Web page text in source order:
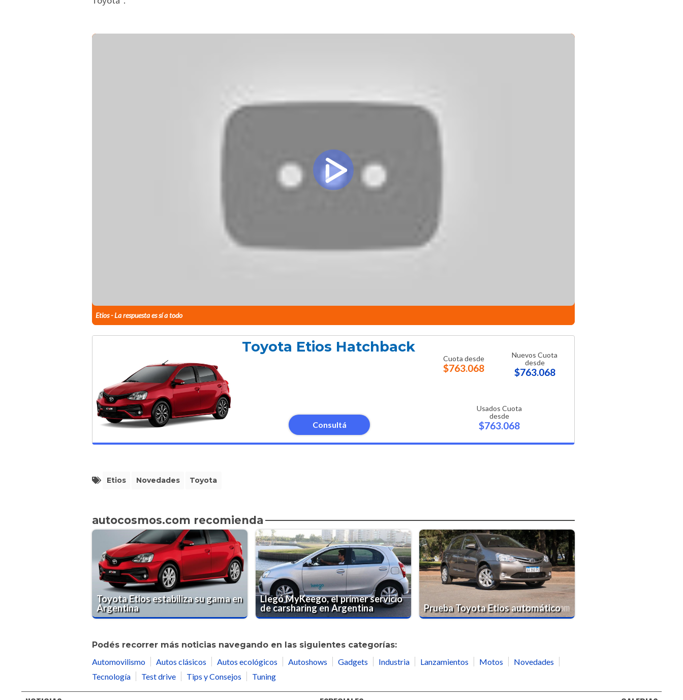
Etios - La respuesta es sí a todo
Toyota Etios Hatchback
Consultá
Cuota desde
$763.068
Nuevos Cuota
desde
$763.068
Usados Cuota
desde
$763.068
Etios Novedades Toyota
autocosmos.com recomienda
Toyota Etios estabiliza su gama en
Argentina
Llegó MyKeego, el primer servicio
de carsharing en Argentina
Prueba Toyota Etios automático
Podés recorrer más noticias navegando en las siguientes categorías:
Automovilismo
Autos clásicos Autos ecológicos Autoshows Gadgets Industria Lanzamientos Motos
Novedades
Tecnología
Test drive Tips y Consejos Tuning